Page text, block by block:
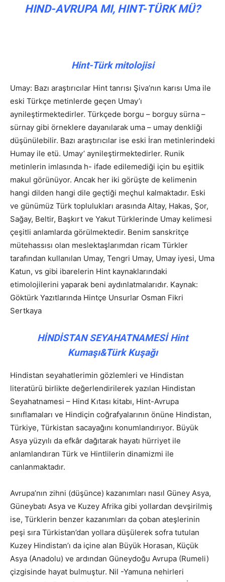
HIND-AVRUPA MI, HINT-TÜRK MÜ?
Hint-Türk mitolojisi
Umay: Bazı araştırıcılar Hint tanrısı Şiva’nın karısı Uma ile
eski Türkçe metinlerde geçen Umay’ı
aynileştirmektedirler. Türkçede borgu – borguy sürna –
sürnay gibi örneklere dayanılarak uma – umay denkliği
düşünülebilir. Bazı araştırıcılar ise eski İran metinlerindeki
Humay ile etü. Umay’ aynileştirmektedirler. Runik
metinlerin imlasında h- ifade edilemediği için bu eşitlik
makul görünüyor. Ancak her iki görüşte de kelimenin
hangi dilden hangi dile geçtiği meçhul kalmaktadır. Eski
ve günümüz Türk toplulukları arasında Altay, Hakas, Şor,
Sağay, Beltir, Başkırt ve Yakut Türklerinde Umay kelimesi
çeşitli anlamlarda görülmektedir. Benim sanskritçe
mütehassısı olan meslektaşlarımdan ricam Türkler
tarafından kullanılan Umay, Tengri Umay, Umay iyesi, Uma
Katun, vs gibi ibarelerin Hint kaynaklarındaki
etimolojilerini yaparak beni aydınlatmalarıdır. Kaynak:
Göktürk Yazıtlarında Hintçe Unsurlar Osman Fikri
Sertkaya
HİNDİSTAN SEYAHATNAMESİ Hint
Kumaşı&Türk Kuşağı
Hindistan seyahatlerimin gözlemleri ve Hindistan
literatürü birlikte değerlendirilerek yazılan Hindistan
Seyahatnamesi – Hind Kıtası kitabı, Hint-Avrupa
sınıflamaları ve Hindiçin coğrafyalarının önüne Hindistan,
Türkiye, Türkistan sacayağını konumlandırıyor. Büyük
Asya yüzyılı da efkâr dağıtarak hayatı hürriyet ile
anlamlandıran Türk ve Hintlilerin dinamizmi ile
canlanmaktadır.
Avrupa’nın zihni (düşünce) kazanımları nasıl Güney Asya,
Güneybatı Asya ve Kuzey Afrika gibi yollardan devşirilmiş
ise, Türklerin benzer kazanımları da çoban ateşlerinin
peşi sıra Türkistan’dan yollara düşülerek sofra tutulan
Kuzey Hindistan’ı da içine alan Büyük Horasan, Küçük
Asya (Anadolu) ve ardından Güneydoğu Avrupa (Rumeli)
çizgisinde hayat bulmuştur. Nil -Yamuna nehirleri